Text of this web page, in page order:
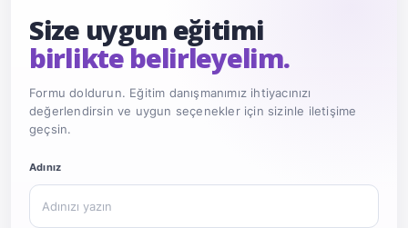
Size uygun eğitimi
birlikte belirleyelim.
Formu doldurun. Eğitim danışmanımız ihtiyacınızı
değerlendirsin ve uygun seçenekler için sizinle iletişime
geçsin.
Website
Adınız